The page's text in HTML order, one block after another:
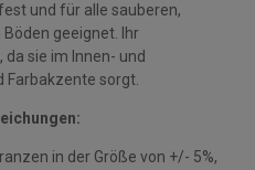
und für alle sauberen,
geeignet. Ihr
sie im Innen- und
Farbakzente sorgt.
in der Größe von +/- 5%,